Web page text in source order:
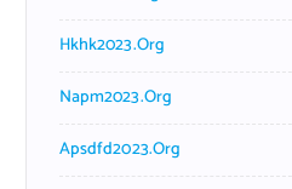
Hkhk2023.org
Napm2023.org
Apsdfd2023.org